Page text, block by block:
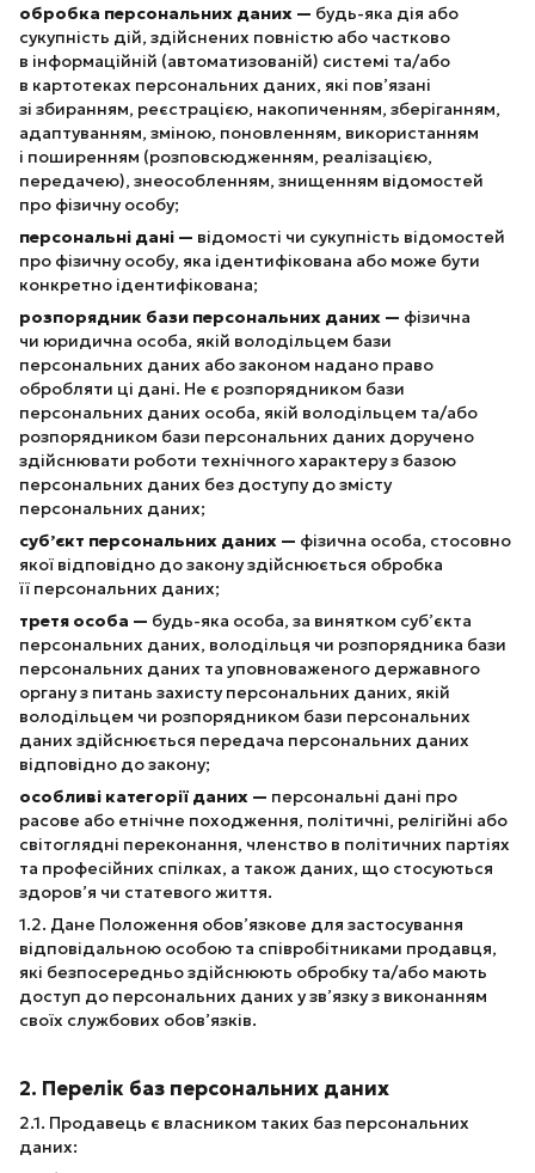
обробка персональних даних — будь-яка дія або
сукупність дій, здійснених повністю або частково
в інформаційній (автоматизованій) системі та/або
в картотеках персональних даних, які пов’язані
зі збиранням, реєстрацією, накопиченням, зберіганням,
адаптуванням, зміною, поновленням, використанням
і поширенням (розповсюдженням, реалізацією,
передачею), знеособленням, знищенням відомостей
про фізичну особу;
персональні дані — відомості чи сукупність відомостей
про фізичну особу, яка ідентифікована або може бути
конкретно ідентифікована;
розпорядник бази персональних даних — фізична
чи юридична особа, якій володільцем бази
персональних даних або законом надано право
обробляти ці дані. Не є розпорядником бази
персональних даних особа, якій володільцем та/або
розпорядником бази персональних даних доручено
здійснювати роботи технічного характеру з базою
персональних даних без доступу до змісту
персональних даних;
суб’єкт персональних даних — фізична особа, стосовно
якої відповідно до закону здійснюється обробка
її персональних даних;
третя особа — будь-яка особа, за винятком суб’єкта
персональних даних, володільця чи розпорядника бази
персональних даних та уповноваженого державного
органу з питань захисту персональних даних, якій
володільцем чи розпорядником бази персональних
даних здійснюється передача персональних даних
відповідно до закону;
особливі категорії даних — персональні дані про
расове або етнічне походження, політичні, релігійні або
світоглядні переконання, членство в політичних партіях
та професійних спілках, а також даних, що стосуються
здоров’я чи статевого життя.
1.2. Дане Положення обов’язкове для застосування
відповідальною особою та співробітниками продавця,
які безпосередньо здійснюють обробку та/або мають
доступ до персональних даних у зв’язку з виконанням
своїх службових обов’язків.
2. Перелік баз персональних даних
2.1. Продавець є власником таких баз персональних
даних: